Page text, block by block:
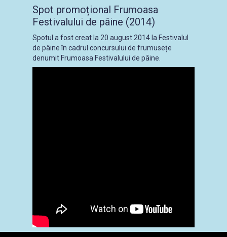
Spot promoțional Frumoasa
Festivalului de pâine (2014)
Spotul a fost creat la 20 august 2014 la Festivalul
de pâine în cadrul concursului de frumusețe
denumit Frumoasa Festivalului de pâine.